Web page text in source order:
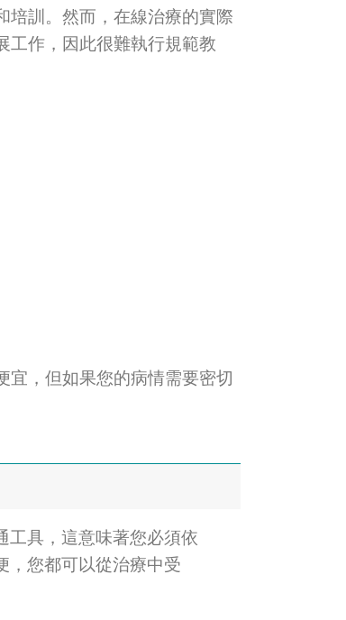
培訓。然而，在線治療的實際
工作，因此很難執行規範教
宜，但如果您的病情需要密切
工具，這意味著您必須依
，您都可以從治療中受